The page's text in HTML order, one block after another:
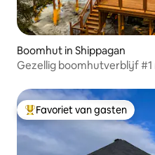
Boomhut in Shippagan
Gezellig boomhutverblijf #1
Topfavoriet van gasten
Favoriet van gasten